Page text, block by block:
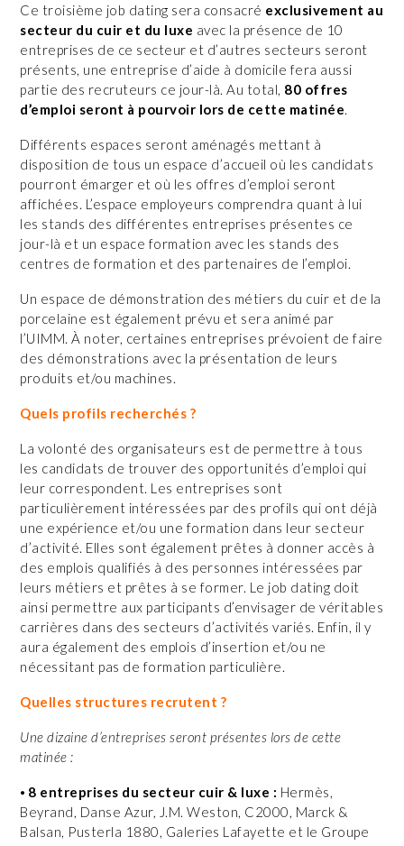
Ce troisième job dating sera consacré exclusivement au
secteur du cuir et du luxe avec la présence de 10
entreprises de ce secteur et d’autres secteurs seront
présents, une entreprise d’aide à domicile fera aussi
partie des recruteurs ce jour-là. Au total, 80 offres
d’emploi seront à pourvoir lors de cette matinée.
Différents espaces seront aménagés mettant à
disposition de tous un espace d’accueil où les candidats
pourront émarger et où les offres d’emploi seront
affichées. L’espace employeurs comprendra quant à lui
les stands des différentes entreprises présentes ce
jour-là et un espace formation avec les stands des
centres de formation et des partenaires de l’emploi.
Un espace de démonstration des métiers du cuir et de la
porcelaine est également prévu et sera animé par
l’UIMM. À noter, certaines entreprises prévoient de faire
des démonstrations avec la présentation de leurs
produits et/ou machines.
Quels profils recherchés ?
La volonté des organisateurs est de permettre à tous
les candidats de trouver des opportunités d’emploi qui
leur correspondent. Les entreprises sont
particulièrement intéressées par des profils qui ont déjà
une expérience et/ou une formation dans leur secteur
d’activité. Elles sont également prêtes à donner accès à
des emplois qualifiés à des personnes intéressées par
leurs métiers et prêtes à se former. Le job dating doit
ainsi permettre aux participants d’envisager de véritables
carrières dans des secteurs d’activités variés. Enfin, il y
aura également des emplois d’insertion et/ou ne
nécessitant pas de formation particulière.
Quelles structures recrutent ?
Une dizaine d’entreprises seront présentes lors de cette
matinée :
⦁ 8 entreprises du secteur cuir & luxe : Hermès,
Beyrand, Danse Azur, J.M. Weston, C2000, Marck &
Balsan, Pusterla 1880, Galeries Lafayette et le Groupe